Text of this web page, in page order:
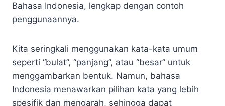
Bahasa Indonesia, lengkap dengan contoh
penggunaannya.
Kita seringkali menggunakan kata-kata umum
seperti “bulat”, “panjang”, atau “besar” untuk
menggambarkan bentuk. Namun, bahasa
Indonesia menawarkan pilihan kata yang lebih
spesifik dan mengarah, sehingga dapat